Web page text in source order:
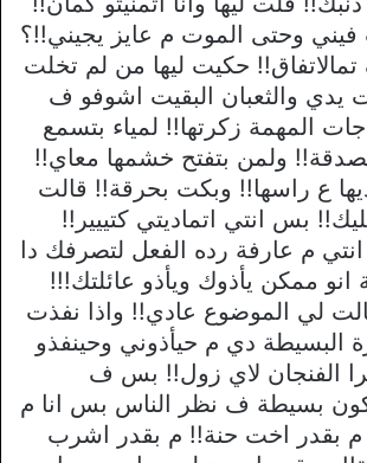
فيني وحتى الموت م عايز يجيني!!؟
حكيت ليها من لم تخلت
يدي والثعبان البقيت اشوفو ف
المهمة زكرتها!! لمياء بتسمع
ولمن بتفتح خشمها معاي!!
ع راسها!! وبكت بحرقة!! قالت
بس انتي اتماديتي كتييير!!
م عارفة رده الفعل لتصرفك دا
ممكن يأذوك ويأذو عائلتك!!!
لي الموضوع عادي!! واذا نفذت
البسيطة دي م حيأذوني وحينفذو
الفنجان لاي زول!! بس ف
بسيطة ف نظر الناس بس انا م
م بقدر اخت حنة!! م بقدر اشرب